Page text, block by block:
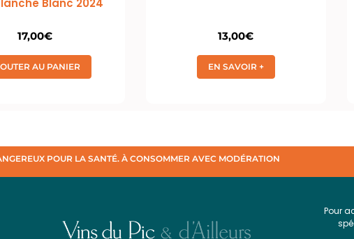
Blanc 2024
17,00€
AU PANIER
13,00€
EN SAVOIR +
POUR LA SANTÉ. À CONSOMMER AVEC MODÉRATION
Pour